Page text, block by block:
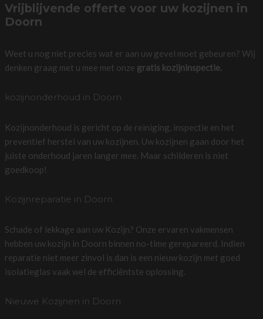
Vrijblijvende offerte voor uw kozijnen in
Doorn
Weet u nog niet precies wat er aan uw gevel moet gebeuren? Wij
denken graag met u mee met onze gratis kozijninspectie.
kozijnonderhoud in Doorn
Kozijnonderhoud is gericht op de reiniging, inspectie en het
preventief herstel van uw kozijnen. Uw kozijnen gaan door het
juiste onderhoud jaren langer mee. Maar schilderen is niet
goedkoop!
Kozijnreparatie in Doorn
Schade of lekkage aan uw Kozijn? Onze ervaren vakmensen
hebben uw kozijn in Doorn binnen no-time gerepareerd. Indien
reparatie niet meer zinvol is dan is een nieuw kozijn met goed
isolatieglas vaak wel de efficiëntste oplossing.
Nieuwe Kozijnen in Doorn